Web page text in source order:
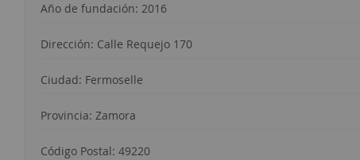
Año de fundación: 2016
Dirección: Calle Requejo 170
Ciudad: Fermoselle
Provincia: Zamora
Código Postal: 49220